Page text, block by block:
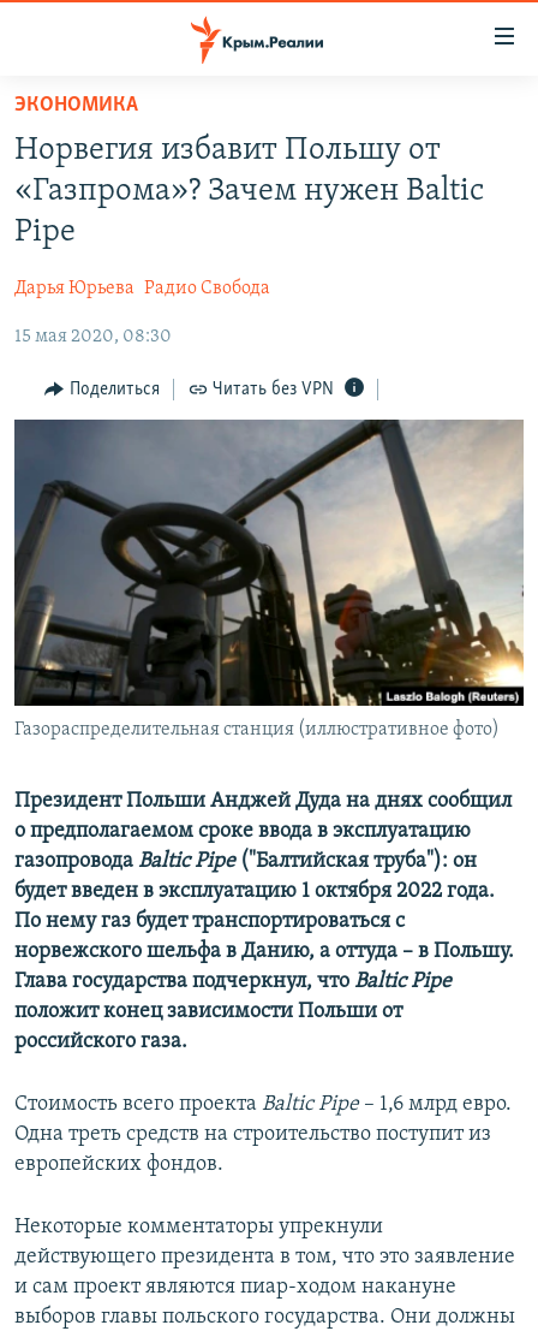
Вернуться
основному
содержанию
Вернутся
главной
навигации
Вернутся
поиску
СПЕЦПРОЕКТЫ
11 ЛЕТ ОККУПАЦИИ КРЫМА. 11 ИСТОРИЙ СОПРОТИВЛЕНИЯ
ВОДА
ЕЩЕ
ИНТЕРАКТИВ
ИНФОГРАФИКА
ПРОПАВШИЕ БЕЗ ВЕСТИ
ПОБЕДИТЕЛЕЙ НЕ СУДЯТ?
КРЫМ.НЕПОКОРЕННЫЙ
ELIFBE
УКРАИНСКАЯ ПРОБЛЕМА КРЫМА
РАДІО СВОБОДА
КАК ОБОЙТИ БЛОКИРОВКУ
Qırımtatar
ПРИСОЕДИНЯЙТЕСЬ!
Все сайты RFE/RL
ЭКОНОМИКА
Норвегия избавит Польшу от
«Газпрома»? Зачем нужен Baltic
Pipe
Дарья Юрьева Радио Свобода
15 мая 2020, 08:30
Поделиться Читать без VPN
Газораспределительная станция (иллюстративное фото)
Президент Польши Анджей Дуда на днях сообщил
о предполагаемом сроке ввода в эксплуатацию
газопровода Baltic Pipe("Балтийская труба"): он
будет введен в эксплуатацию 1 октября 2022 года.
По нему газ будет транспортироваться с
норвежского шельфа в Данию, а оттуда – в Польшу.
Глава государства подчеркнул, что Baltic Pipe
положит конец зависимости Польши от
российского газа.
Стоимость всего проекта Baltic Pipe – 1,6 млрд евро.
Одна треть средств на строительство поступит из
европейских фондов.
Некоторые комментаторы упрекнули
действующего президента в том, что это заявление
и сам проект являются пиар-ходом накануне
выборов главы польского государства. Они должны